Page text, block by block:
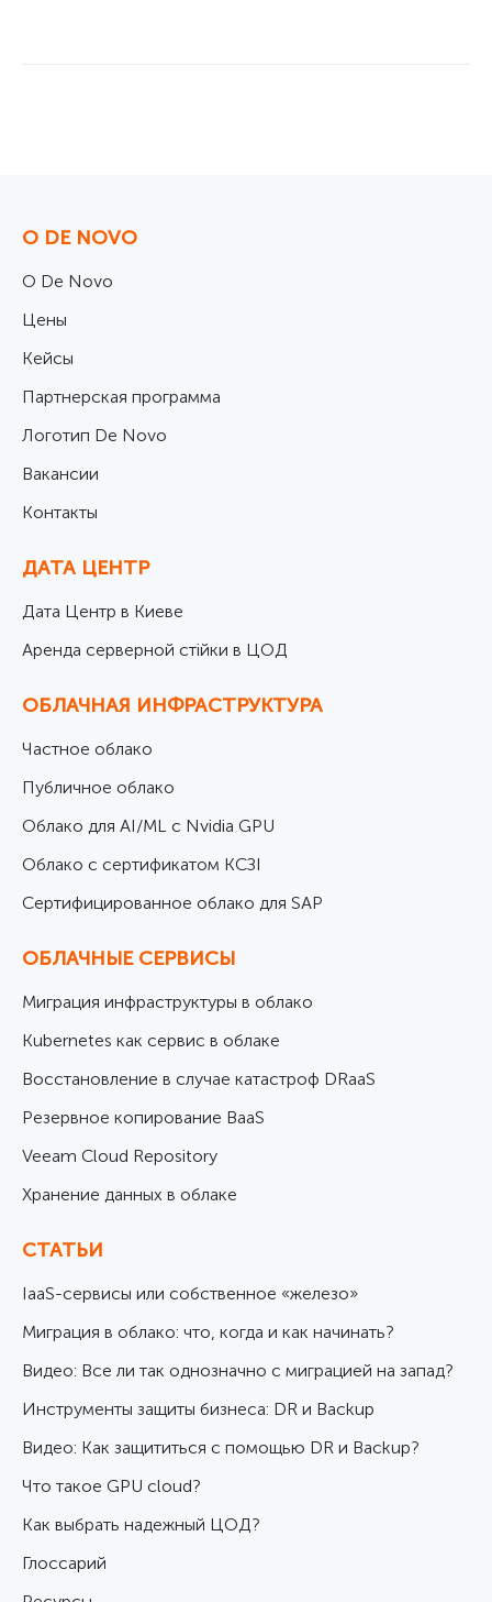
О DE NOVO
О De Novo
Цены
Кейсы
Партнерская программа
Логотип De Novo
Вакансии
Контакты
ДАТА ЦЕНТР
Дата Центр в Киеве
Аренда серверной стійки в ЦОД
ОБЛАЧНАЯ ИНФРАСТРУКТУРА
Частное облако
Публичное облако
Облако для AI/ML с Nvidia GPU
Облако с сертификатом КСЗІ
Cертифицированное облако для SAP
ОБЛАЧНЫЕ СЕРВИСЫ
Миграция инфраструктуры в облако
Kubernetes как сервис в облаке
Восстановление в случае катастроф DRaaS
Резервное копирование BaaS
Veeam Cloud Repository
Хранение данных в облаке
СТАТЬИ
IaaS-сервисы или собственное «железо»
Миграция в облако: что, когда и как начинать?
Видео: Все ли так однозначно с миграцией на запад?
Инструменты защиты бизнеса: DR и Backup
Видео: Как защититься с помощью DR и Backup?
Что такое GPU cloud?
Как выбрать надежный ЦОД?
Глоссарий